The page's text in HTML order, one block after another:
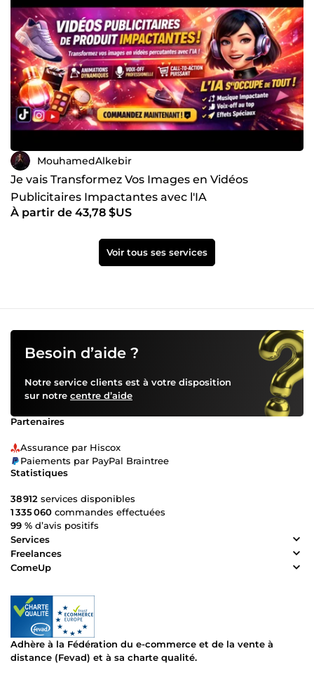
MouhamedAlkebir
Je vais Transformez Vos Images en Vidéos
Publicitaires Impactantes avec l'IA
À partir de 43,78 $US
Voir tous ses services
Besoin d’aide ?
Notre service clients est à votre disposition
sur notre centre d’aide
Partenaires
Assurance par Hiscox
Paiements par PayPal Braintree
Statistiques
38 912 services disponibles
1 335 060 commandes effectuées
99 % d’avis positifs
Services
Freelances
ComeUp
Adhère à la Fédération du e-commerce et de la vente à
distance (Fevad) et à sa charte qualité.